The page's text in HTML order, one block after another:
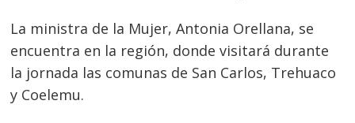
La ministra de la Mujer, Antonia Orellana, se
encuentra en la región, donde visitará durante
la jornada las comunas de San Carlos, Trehuaco
y Coelemu.